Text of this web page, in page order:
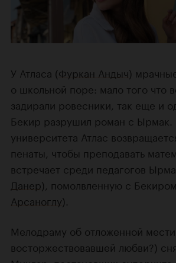
У Атласа (Фуркан Андыч)
о школьной поре: мало того что
задирали ровесники, так еще и
Бекир разрушил роман с Ырмак.
университета Атлас
пенаты, чтобы преподавать
встречает среди педагогов
Данер), помолвленную с
Арсаноглу).
Мелодраму об отложенной
восторжествовавшей любви?)